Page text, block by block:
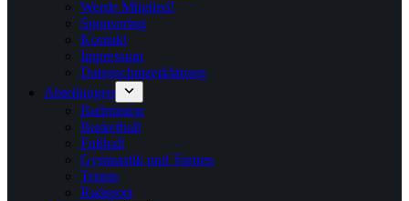
Werde Mitglied!
Sponsoring
Kontakt
Impressum
Datenschutzerklärung
Abteilungen
Badminton
Basketball
Fußball
Gymnastik und Turnen
Tennis
Radsport